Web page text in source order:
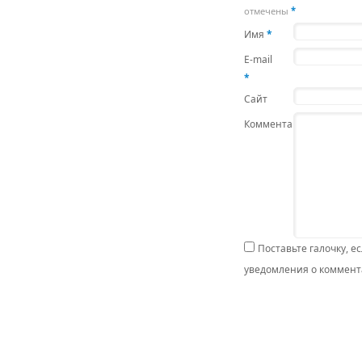
отмечены *
Имя *
E-mail
*
Сайт
Комментарий
Поставьте галочку,
уведомления о